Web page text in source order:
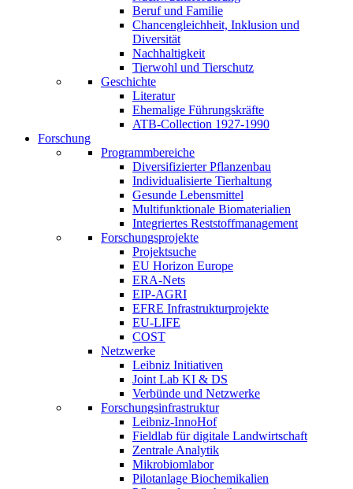
Beruf und Familie
Chancengleichheit, Inklusion und
Diversität
Nachhaltigkeit
Tierwohl und Tierschutz
Geschichte
Literatur
Ehemalige Führungskräfte
ATB-Collection 1927-1990
Forschung
Programmbereiche
Diversifizierter Pflanzenbau
Individualisierte Tierhaltung
Gesunde Lebensmittel
Multifunktionale Biomaterialien
Integriertes Reststoffmanagement
Forschungsprojekte
Projektsuche
EU Horizon Europe
ERA-Nets
EIP-AGRI
EFRE Infrastrukturprojekte
EU-LIFE
COST
Netzwerke
Leibniz Initiativen
Joint Lab KI & DS
Verbünde und Netzwerke
Forschungsinfrastruktur
Leibniz-InnoHof
Fieldlab für digitale Landwirtschaft
Zentrale Analytik
Mikrobiomlabor
Pilotanlage Biochemikalien